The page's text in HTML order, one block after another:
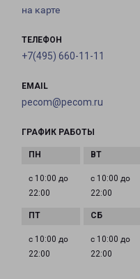
на карте
ТЕЛЕФОН
+7(495) 660-11-11
EMAIL
pecom@pecom.ru
ГРАФИК РАБОТЫ
с 10:00 до
22:00
с 10:00 до
22:00
с 10:00 до
22:00
с 10:00 до
22:00